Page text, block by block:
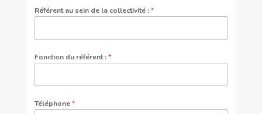
Référent au sein de la collectivité :*
Fonction du référent :*
Téléphone*